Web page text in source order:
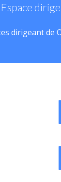
Espace
dirigeant de